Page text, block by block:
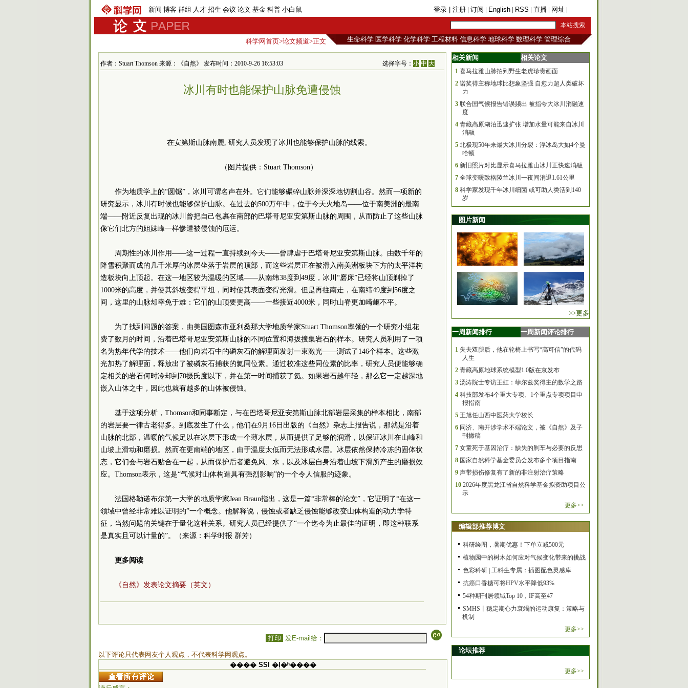
新闻 博客 群组 人才 招生 会议 论文 基金 科普 小白鼠 登录 | 注册 | 订阅 | English | RSS | 直播 | 网址 |
科学网首页>论文频道>正文 生命科学 医学科学 化学科学 工程材料 信息科学 地球科学 数理科学 管理综合
作者：Stuart Thomson 来源：《自然》 发布时间：2010-9-26 16:53:03 选择字号：小 中 大
冰川有时也能保护山脉免遭侵蚀
在安第斯山脉南麓, 研究人员发现了冰川也能够保护山脉的线索。
（图片提供：Stuart Thomson）
作为地质学上的“圆锯”，冰川可谓名声在外。它们能够碾碎山脉并深深地切割山谷。然而一项新的
研究显示，冰川有时候也能够保护山脉。在过去的500万年中，位于今天火地岛——位于南美洲的最南
端——附近反复出现的冰川曾把自己包裹在南部的巴塔哥尼亚安第斯山脉的周围，从而防止了这些山脉
像它们北方的姐妹峰一样惨遭被侵蚀的厄运。
周期性的冰川作用——这一过程一直持续到今天——曾肆虐于巴塔哥尼亚安第斯山脉。由数千年的
降雪积聚而成的几千米厚的冰层坐落于岩层的顶部，而这些岩层正在被滑入南美洲板块下方的太平洋构
造板块向上顶起。在这一地区较为温暖的区域——从南纬38度到49度，冰川“磨床”已经将山顶剃掉了
1000米的高度，并使其斜坡变得平坦，同时使其表面变得光滑。但是再往南走，在南纬49度到56度之
间，这里的山脉却幸免于难：它们的山顶要更高——一些接近4000米，同时山脊更加崎岖不平。
为了找到问题的答案，由美国图森市亚利桑那大学地质学家Stuart Thomson率领的一个研究小组花
费了数月的时间，沿着巴塔哥尼亚安第斯山脉的不同位置和海拔搜集岩石的样本。研究人员利用了一项
名为热年代学的技术——他们向岩石中的磷灰石的解理面发射一束激光——测试了146个样本。这些激
光加热了解理面，释放出了被磷灰石捕获的氦同位素。通过校准这些同位素的比率，研究人员便能够确
定相关的岩石何时冷却到70摄氏度以下，并在第一时间捕获了氦。如果岩石越年轻，那么它一定越深地
嵌入山体之中，因此也就有越多的山体被侵蚀。
基于这项分析，Thomson和同事断定，与在巴塔哥尼亚安第斯山脉北部岩层采集的样本相比，南部
的岩层要一律古老得多。到底发生了什么，他们在9月16日出版的《自然》杂志上报告说，那就是沿着
山脉的北部，温暖的气候足以在冰层下形成一个薄水层，从而提供了足够的润滑，以保证冰川在山峰和
山坡上滑动和磨损。然而在更南端的地区，由于温度太低而无法形成水层。冰层依然保持冷冻的固体状
态，它们会与岩石贴合在一起，从而保护后者避免风、水，以及冰层自身沿着山坡下滑所产生的磨损效
应。Thomson表示，这是“气候对山体构造具有强烈影响”的一个令人信服的迹象。
法国格勒诺布尔第一大学的地质学家Jean Braun指出，这是一篇“非常棒的论文”，它证明了“在这一
领域中曾经非常难以证明的”一个概念。他解释说，侵蚀或者缺乏侵蚀能够改变山体构造的动力学特
征，当然问题的关键在于量化这种关系。研究人员已经提供了“一个迄今为止最佳的证明，即这种联系
是真实且可以计量的”。（来源：科学时报 群芳）
更多阅读
《自然》发表论文摘要（英文）
打印 发E-mail给：
以下评论只代表网友个人观点，不代表科学网观点。
���� SSI �ļ�ʱ����
相关新闻 相关论文
1 喜马拉雅山脉拍到野生老虎珍贵画面
2 诺奖得主称地球比想象坚强 自愈力超人类破坏
力
3 联合国气候报告错误频出 被指夸大冰川消融速
度
4 青藏高原湖泊迅速扩张 增加水量可能来自冰川
消融
5 北极现50年来最大冰川分裂：浮冰岛大如4个曼
哈顿
6 新旧照片对比显示喜马拉雅山冰川正快速消融
7 全球变暖致格陵兰冰川一夜间消退1.61公里
8 科学家发现千年冰川细菌 或可助人类活到140
岁
图片新闻
>>更多
一周新闻排行 一周新闻评论排行
1 失去双腿后，他在轮椅上书写“高可信”的代码
人生
2 青藏高原地球系统模型1.0版在京发布
3 汤涛院士专访王虹：菲尔兹奖得主的数学之路
4 科技部发布4个重大专项、1个重点专项项目申
报指南
5 王旭任山西中医药大学校长
6 同济、南开涉学术不端论文，被《自然》及子
刊撤稿
7 女童死于基因治疗：缺失的刹车与必要的反思
8 国家自然科学基金委员会发布多个项目指南
9 声带损伤修复有了新的非注射治疗策略
10 2026年度黑龙江省自然科学基金拟资助项目公
示
更多>>
编辑部推荐博文
科研绘图，暑期优惠！下单立减500元
植物园中的树木如何应对气候变化带来的挑战
色彩科研 | 工科生专属：插图配色灵感库
抗癌口香糖可将HPV水平降低93%
54种期刊居领域Top 10，IF高至47
SMHS丨稳定期心力衰竭的运动康复：策略与
机制
更多>>
论坛推荐
更多>>